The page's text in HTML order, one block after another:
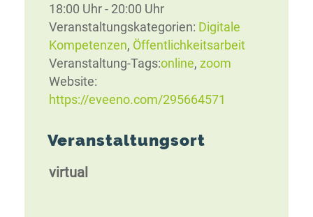
18:00 Uhr - 20:00 Uhr
Veranstaltungskategorien: Digitale
Kompetenzen, Öffentlichkeitsarbeit
Veranstaltung-Tags:online, zoom
Website:
https://eveeno.com/295664571
Veranstaltungsort
virtual